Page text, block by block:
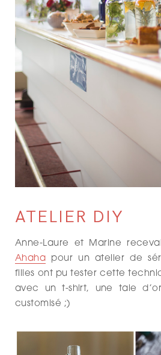
ATELIER DIY
Anne-Laure et Marine
Ahaha pour un atelier de
filles ont pu tester cette
avec un t-shirt, une taie
customisé ;)